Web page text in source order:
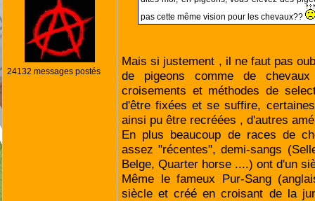
24132 messages postés
pas cette même vision pour les chevaux??
Mais si justement , il ne faut pas
de pigeons comme de
croisements et méthodes de
d'être fixées et se suffire,
ainsi pu être recréées , d'autres
En plus beaucoup de races de
assez "récentes", demi-sangs
Belge, Quarter horse ....) ont d'un
Même le fameux Pur-Sang
siècle et créé en croisant de la